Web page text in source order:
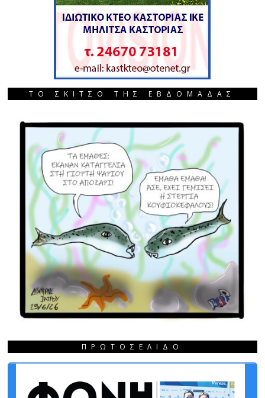
ΤΟ ΣΚΙΤΣΟ ΤΗΣ ΕΒΔΟΜΑΔΑΣ
ΠΡΩΤΟΣΈΛΙΔΟ